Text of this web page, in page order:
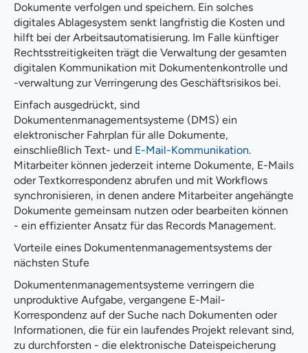
Dokumente verfolgen und speichern. Ein solches
digitales Ablagesystem senkt langfristig die Kosten und
hilft bei der Arbeitsautomatisierung. Im Falle künftiger
Rechtsstreitigkeiten trägt die Verwaltung der gesamten
digitalen Kommunikation mit Dokumentenkontrolle und
-verwaltung zur Verringerung des Geschäftsrisikos bei.
Einfach ausgedrückt, sind
Dokumentenmanagementsysteme (DMS) ein
elektronischer Fahrplan für alle Dokumente,
einschließlich Text- und E-Mail-Kommunikation.
Mitarbeiter können jederzeit interne Dokumente, E-Mails
oder Textkorrespondenz abrufen und mit Workflows
synchronisieren, in denen andere Mitarbeiter angehängte
Dokumente gemeinsam nutzen oder bearbeiten können
- ein effizienter Ansatz für das Records Management.
Vorteile eines Dokumentenmanagementsystems der
nächsten Stufe
Dokumentenmanagementsysteme verringern die
unproduktive Aufgabe, vergangene E-Mail-
Korrespondenz auf der Suche nach Dokumenten oder
Informationen, die für ein laufendes Projekt relevant sind,
zu durchforsten - die elektronische Dateispeicherung